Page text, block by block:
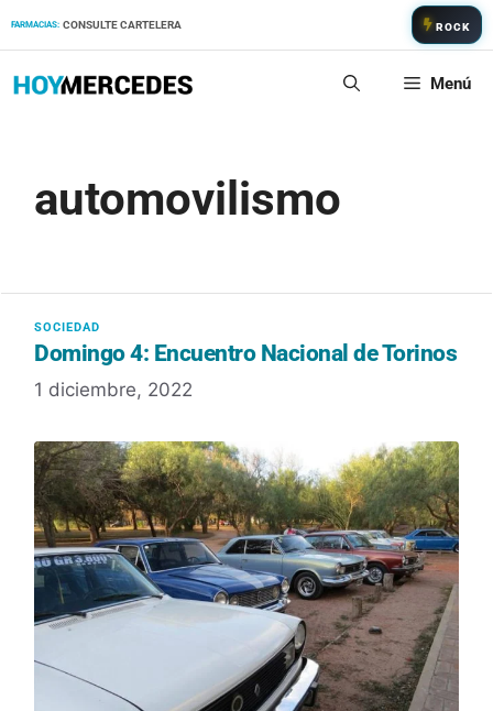
FARMACIAS: CONSULTE CARTELERA ROCK
Menú
automovilismo
Domingo 4: Encuentro Nacional de Torinos
1 diciembre, 2022